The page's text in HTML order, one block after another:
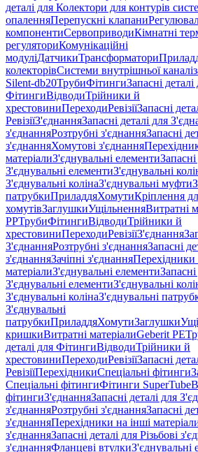
деталі для Колектори для контурів
опаленняПерепускні клапани
компонентиСервоприводиКімнатні
регуляториКомунікаційні
модуліДатчикиТрансформатори
колекторівСистеми внутрішньої
Silent-db20ТрубиФітингиЗапасні деталі
ФітингиВідводиТрійники й
хрестовиниПереходиРевізіїЗапасні
РевізіїЗ'єднанняЗапасні деталі для
з'єднанняРозтрубні з'єднанняЗапасні
з'єднанняХомутові з'єднання
матеріалиЗ'єднувальні елементи
З'єднувальні елементиЗ'єднувальні
З'єднувальні колінаЗ'єднувальні муфти
патрубкиПриладдяХомутиКріплення
хомутівЗаглушкиУщільненняВитратні
PPТрубиФітингиВідводиТрійники й
хрестовиниПереходиРевізіїЗ'єднання
З'єднанняРозтрубні з'єднанняЗапасні
з'єднанняЗачіпні з'єднанняПерехідники
матеріалиЗ'єднувальні елементи
З'єднувальні елементиЗ'єднувальні
З'єднувальні колінаЗ'єднувальні
З'єднувальні
патрубкиПриладдяХомутиЗаглушки
кришкиВитратні матеріалиGeberit PE
деталі для ФітингиВідводиТрійники й
хрестовиниПереходиРевізіїЗапасні
РевізіїПерехідникиСпеціальні фітинги
Спеціальні фітингиФітинги SuperTube
фітингиЗ'єднанняЗапасні деталі для
з'єднанняРозтрубні з'єднанняЗапасні
з'єднанняПерехідники на інші
з'єднанняЗапасні деталі для Різьбові
з'єднанняФланцеві втулкиЗ'єднувальні